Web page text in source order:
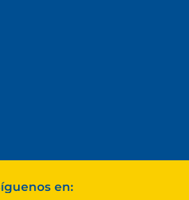
en: